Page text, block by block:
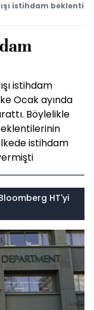
istihdam beklenti
istihdam
Ocak ayında
Böylelikle
istihdam
HT'yi